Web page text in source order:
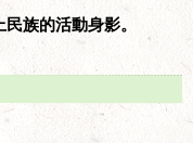
族的活動身影。